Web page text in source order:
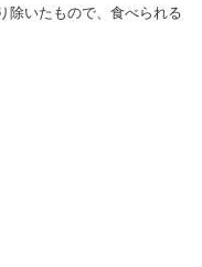
除いたもので、食べられる